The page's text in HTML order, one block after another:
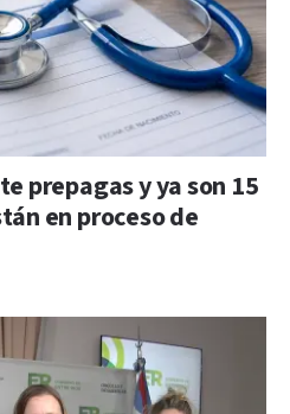
prepagas y ya son 15
en proceso de